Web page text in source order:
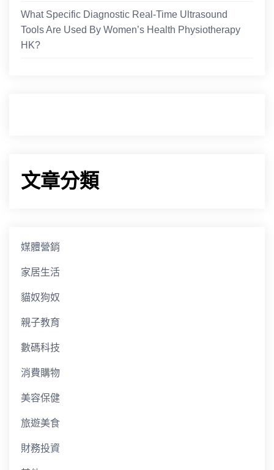
What Specific Diagnostic Real-Time Ultrasound
Tools Are Used By Women’s Health Physiotherapy
HK?
文章分類
媒體營銷
家居生活
貓奴狗奴
親子教育
數碼科技
消費購物
美容保健
旅遊美食
財務投資